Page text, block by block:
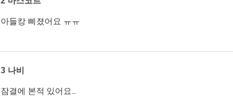
아들캉 삐졌어요 ㅠㅠ
3 나비
잠결에 본적 있어요..